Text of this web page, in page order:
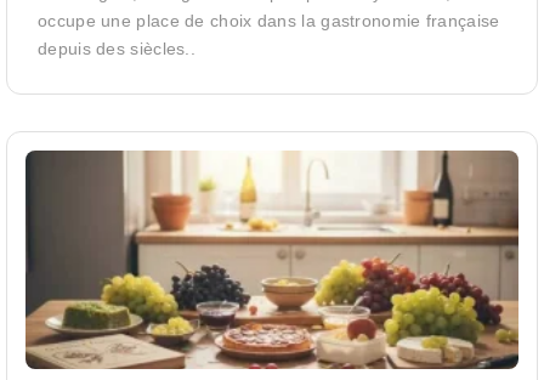
occupe une place de choix dans la gastronomie française
depuis des siècles..